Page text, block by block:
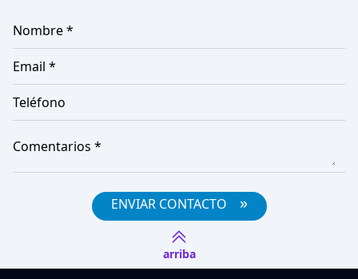
Nombre *
Email *
Teléfono
Comentarios *
ENVIAR CONTACTO »
arriba